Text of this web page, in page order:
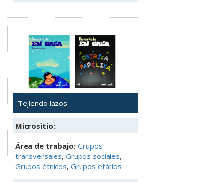
Tejiendo lazos
Micrositio:
Área de trabajo: Grupos
transversales, Grupos sociales,
Grupos étnicos, Grupos etários